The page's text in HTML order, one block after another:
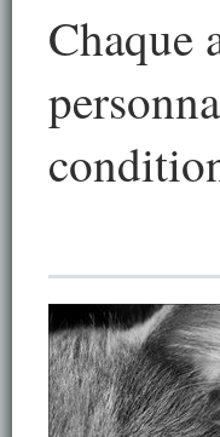
Chaque